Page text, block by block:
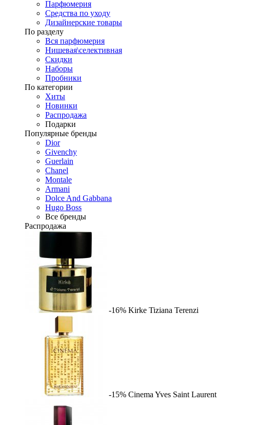
Парфюмерия
Средства по уходу
Дизайнерские товары
По разделу
Вся парфюмерия
Нишевая\селективная
Скидки
Наборы
Пробники
По категории
Хиты
Новинки
Распродажа
Подарки
Популярные бренды
Dior
Givenchy
Guerlain
Chanel
Montale
Armani
Dolce And Gabbana
Hugo Boss
Все бренды
Распродажа
-16% Kirke Tiziana Terenzi
-15% Cinema Yves Saint Laurent